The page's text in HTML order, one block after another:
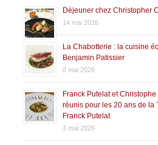
Déjeuner chez Christopher
14 mai 2026
La Chabotterie : la cuisine
Benjamin Patissier
8 mai 2026
Franck Putelat et
réunis pour les 20 ans de la
Franck Putelat
3 mai 2026